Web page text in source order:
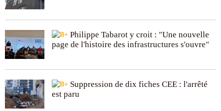
Philippe Tabarot y croit : "Une nouvelle
page de l'histoire des infrastructures s'ouvre"
Suppression de dix fiches CEE : l'arrêté
est paru